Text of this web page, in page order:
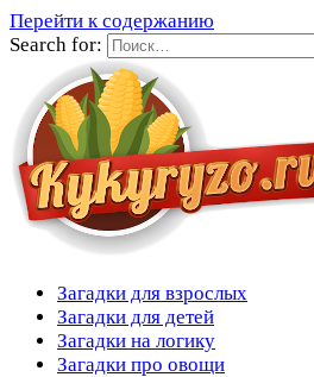
Перейти к содержанию
Search for:
Загадки для взрослых
Загадки для детей
Загадки на логику
Загадки про овощи